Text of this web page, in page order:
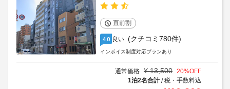
直前割
4.0 良い (クチコミ780件)
インボイス制度対応プランあり
通常価格 ¥ 13,500 20%OFF
1泊2名合計/税・手数料込